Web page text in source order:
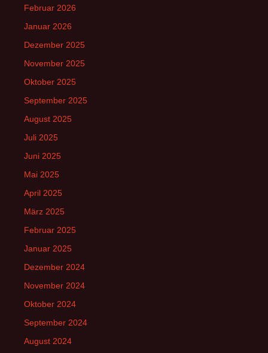
Februar 2026
Januar 2026
Dezember 2025
November 2025
Oktober 2025
September 2025
August 2025
Juli 2025
Juni 2025
Mai 2025
April 2025
März 2025
Februar 2025
Januar 2025
Dezember 2024
November 2024
Oktober 2024
September 2024
August 2024